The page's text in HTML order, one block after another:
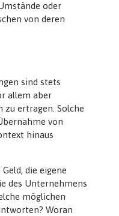
oder
von deren
sind stets
allem aber
zu ertragen. Solche
von
hinaus
die eigene
des Unternehmens
möglichen
Woran